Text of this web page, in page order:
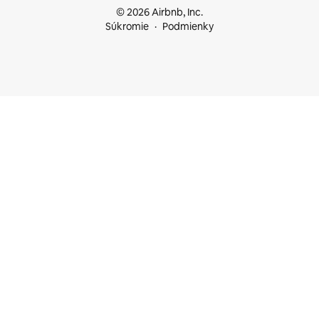
© 2026 Airbnb, Inc.
Súkromie
Podmienky